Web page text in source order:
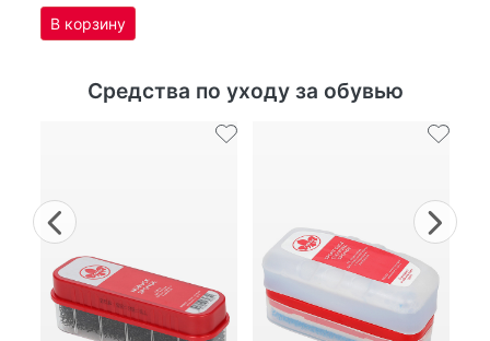
Средства по уходу за обувью
Previous